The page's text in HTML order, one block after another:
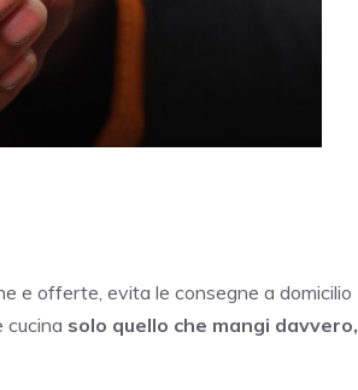
e offerte, evita le consegne a domicilio
cucina solo quello che mangi davvero,